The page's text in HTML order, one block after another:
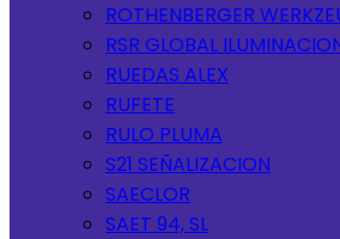
ROTHENBERGER
RSR GLOBAL
RUEDAS ALEX
RUFETE
RULO PLUMA
S21 SEÑALIZACION
SAECLOR
SAET 94, SL